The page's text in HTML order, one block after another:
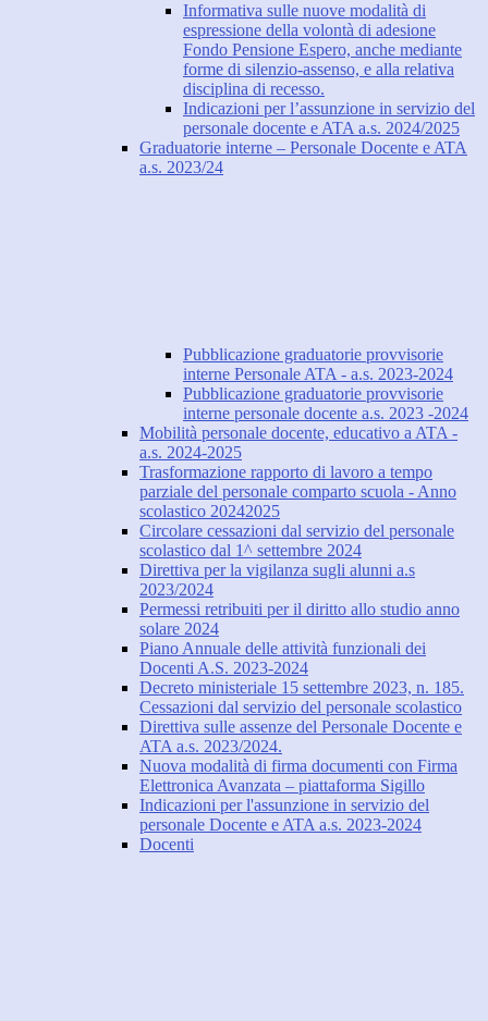
Informativa sulle nuove modalità di
espressione della volontà di adesione
Fondo Pensione Espero, anche mediante
forme di silenzio-assenso, e alla relativa
disciplina di recesso.
Indicazioni per l’assunzione in servizio del
personale docente e ATA a.s. 2024/2025
Graduatorie interne – Personale Docente e ATA
a.s. 2023/24
Pubblicazione graduatorie provvisorie
interne Personale ATA - a.s. 2023-2024
Pubblicazione graduatorie provvisorie
interne personale docente a.s. 2023 -2024
Mobilità personale docente, educativo a ATA -
a.s. 2024-2025
Trasformazione rapporto di lavoro a tempo
parziale del personale comparto scuola - Anno
scolastico 20242025
Circolare cessazioni dal servizio del personale
scolastico dal 1^ settembre 2024
Direttiva per la vigilanza sugli alunni a.s
2023/2024
Permessi retribuiti per il diritto allo studio anno
solare 2024
Piano Annuale delle attività funzionali dei
Docenti A.S. 2023-2024
Decreto ministeriale 15 settembre 2023, n. 185.
Cessazioni dal servizio del personale scolastico
Direttiva sulle assenze del Personale Docente e
ATA a.s. 2023/2024.
Nuova modalità di firma documenti con Firma
Elettronica Avanzata – piattaforma Sigillo
Indicazioni per l'assunzione in servizio del
personale Docente e ATA a.s. 2023-2024
Docenti